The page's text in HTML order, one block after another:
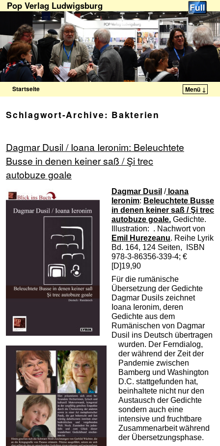
Pop Verlag Ludwigsburg
Startseite Menü ↓
Schlagwort-Archive: Bakterien
Dagmar Dusil / Ioana Ieronim: Beleuchtete
Busse in denen keiner saß / Şi trec
autobuze goale
Dagmar Dusil /Ioana
Ieronim: Beleuchtete Busse
in denen keiner saß / Şi trec
autobuze goale. Gedichte.
Illustration: . Nachwort von
Emil Hurezeanu. Reihe Lyrik
Bd. 164, 124 Seiten, ISBN
978-3-86356-339-4; €
[D]19,90
Für die rumänische
Übersetzung der Gedichte
Dagmar Dusils zeichnet
Ioana Ieronim, deren
Gedichte aus dem
Rumänischen von Dagmar
Dusil ins Deutsch übertragen
wurden. Der Ferndialog,
der während der Zeit der
Pandemie zwischen
Bamberg und Washington
D.C. stattgefunden hat,
beinhaltete nicht nur den
Austausch der Gedichte
sondern auch eine
intensive und fruchtbare
Zusammenarbeit während
der Übersetzungsphase.